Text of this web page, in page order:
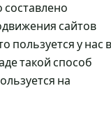
сайтов
пользуется у нас в
такой способ
на